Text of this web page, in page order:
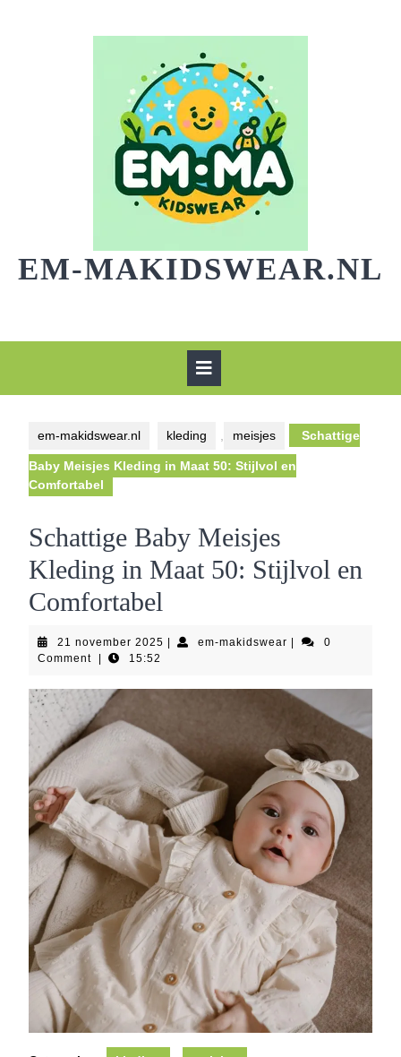
EM-MAKIDSWEAR.NL
em-makidswear.nl kleding meisjes Schattige
Baby Meisjes Kleding in Maat 50: Stijlvol en
Comfortabel
Schattige Baby Meisjes
Kleding in Maat 50: Stijlvol en
Comfortabel
21 november 2025 21
em-makidswear em-
0
Comment
15:52